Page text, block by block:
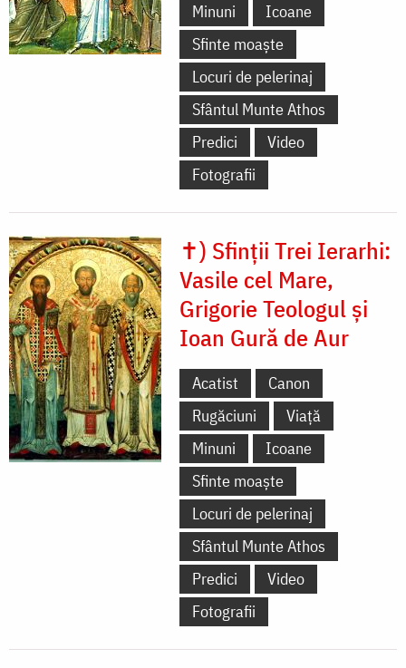
Minuni
Icoane
Sfinte moaște
Locuri de pelerinaj
Sfântul Munte Athos
Predici
Video
Fotografii
✝) Sfinții Trei Ierarhi:
Vasile cel Mare,
Grigorie Teologul și
Ioan Gură de Aur
Acatist
Canon
Rugăciuni
Viață
Minuni
Icoane
Sfinte moaște
Locuri de pelerinaj
Sfântul Munte Athos
Predici
Video
Fotografii